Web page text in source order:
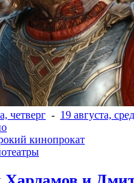
четверг - 19 августа,
кинопрокат